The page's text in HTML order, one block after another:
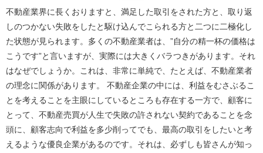
不動産業界に長くおりますと、満足した取引をされた方と、取り返
しのつかない失敗をしたと駆け込んでこられる方と二つに二極化し
た状態が見られます。多くの不動産業者は、”自分の精一杯の価格は
こうです”と言いますが、実際には大きくバラつきがあります。それ
はなぜでしょうか。これは、非常に単純で、たとえば、不動産業者
の理念に関係があります。 不動産企業の中には、利益をむさぶるこ
とを考えることを主眼にしているところも存在する一方で、顧客に
とって、不動産売買が人生で失敗の許されない契約であることを念
頭に、顧客志向で利益を多少削ってでも、最高の取引をしたいと考
えるような優良企業があるのです。それは、必ずしも皆さんが知っ